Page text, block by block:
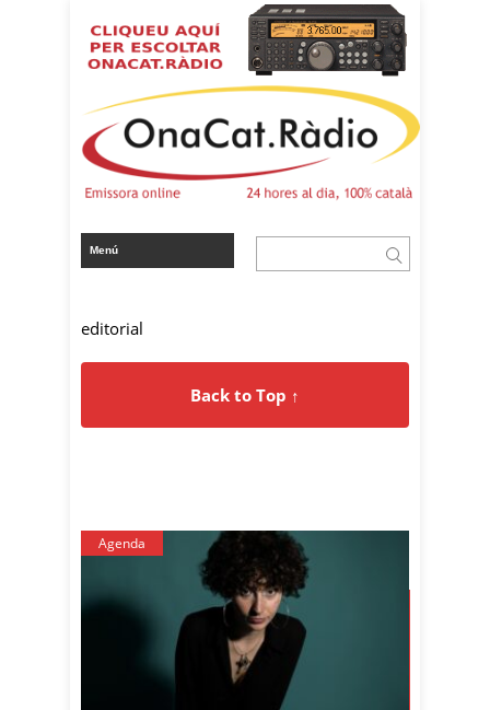
editorial
Back to Top ↑
Agenda